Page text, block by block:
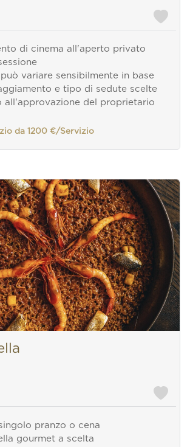
di cinema all'aperto privato
può variare sensibilmente in base
e tipo di sedute scelte
all'approvazione del proprietario
da 1200 €/Servizio
pranzo o cena
gourmet a scelta